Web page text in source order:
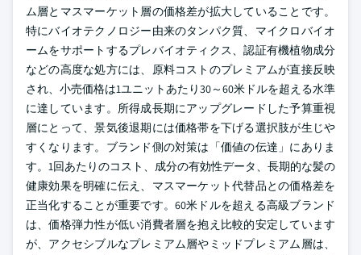
ム層とマスマーケット層の価格差が拡大していることです。
特にバイオテクノロジー由来のタンパク質、マイクロバイオ
ームをサポートするプレバイオティクス、認証有機植物成分
などの高度な処方には、原料コストのプレミアムが直接反映
され、小売価格は1ユニットあたり30～60米ドルを超える水準
に達しています。所得成長期にアップグレードした予算重視
層にとって、景気後退期には価格帯を下げる選択肢が生じや
すくなります。ブランド側の対策は「価値の伝達」にありま
す。1回あたりのコスト、成分の有効性データ、長期的な髪の
健康効果を明確に伝え、マスマーケット代替品との価格差を
正当化することが重要です。60米ドルを超える高級ブランド
は、価格弾力性が低い消費者層を抱え比較的安定しています
が、アクセシブルなプレミアム層やミッドプレミアム層は、